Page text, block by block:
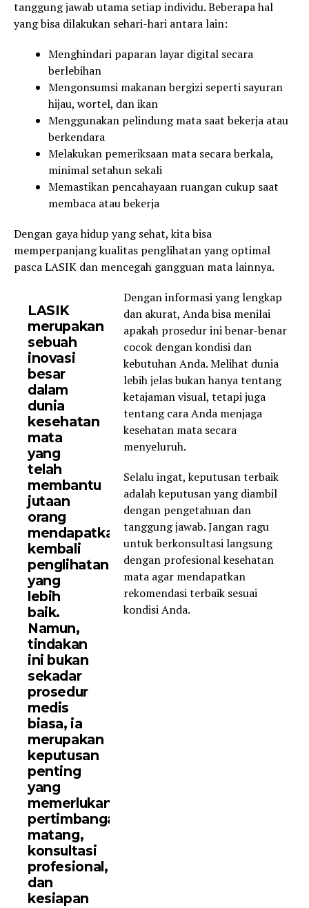
tanggung jawab utama setiap individu. Beberapa hal
yang bisa dilakukan sehari-hari antara lain:
Menghindari paparan layar digital secara
berlebihan
Mengonsumsi makanan bergizi seperti sayuran
hijau, wortel, dan ikan
Menggunakan pelindung mata saat bekerja atau
berkendara
Melakukan pemeriksaan mata secara berkala,
minimal setahun sekali
Memastikan pencahayaan ruangan cukup saat
membaca atau bekerja
Dengan gaya hidup yang sehat, kita bisa
memperpanjang kualitas penglihatan yang optimal
pasca LASIK dan mencegah gangguan mata lainnya.
LASIK
merupakan
sebuah
inovasi
besar
dalam
dunia
kesehatan
mata
yang
telah
membantu
jutaan
orang
mendapatkan
kembali
penglihatan
yang
lebih
baik.
Namun,
tindakan
ini bukan
sekadar
prosedur
medis
biasa, ia
merupakan
keputusan
penting
yang
memerlukan
pertimbangan
matang,
konsultasi
profesional,
dan
kesiapan
Dengan informasi yang lengkap
dan akurat, Anda bisa menilai
apakah prosedur ini benar-benar
cocok dengan kondisi dan
kebutuhan Anda. Melihat dunia
lebih jelas bukan hanya tentang
ketajaman visual, tetapi juga
tentang cara Anda menjaga
kesehatan mata secara
menyeluruh.
Selalu ingat, keputusan terbaik
adalah keputusan yang diambil
dengan pengetahuan dan
tanggung jawab. Jangan ragu
untuk berkonsultasi langsung
dengan profesional kesehatan
mata agar mendapatkan
rekomendasi terbaik sesuai
kondisi Anda.